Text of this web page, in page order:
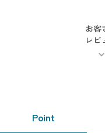
お客
レビ
Point